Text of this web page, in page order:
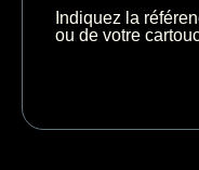
Indiquez la
ou de votre